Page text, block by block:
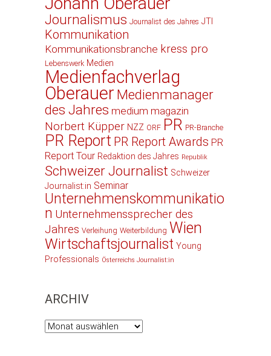
Journalismus Journalist des Jahres JTI
Kommunikation
Kommunikationsbranche kress pro
Lebenswerk Medien
Medienfachverlag
Oberauer Medienmanager
des Jahres medium magazin
Norbert Küpper NZZ ORF PR PR-Branche
PR Report PR Report Awards PR
Report Tour Redaktion des Jahres Republik
Schweizer Journalist Schweizer
Journalist:in Seminar
Unternehmenskommunikatio
n Unternehmenssprecher des
Jahres Verleihung Weiterbildung Wien
Wirtschaftsjournalist Young
Professionals Österreichs Journalist:in
ARCHIV
Archiv